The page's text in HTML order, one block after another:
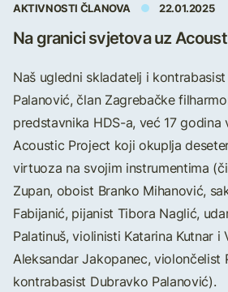
AKTIVNOSTI ČLANOVA 22.01.2025
Na granici svjetova uz
Naš ugledni skladatelj i
Palanović, član Zagrebačke
predstavnika HDS-a, već 17 godina
Acoustic Project koji okuplja
virtuoza na svojim instrumentima
Zupan, oboist Branko Mihanović,
Fabijanić, pijanist Tibora Naglić,
Palatinuš, violinisti Katarina Kutnar i
Aleksandar Jakopanec, violončelist
kontrabasist Dubravko Palanović).